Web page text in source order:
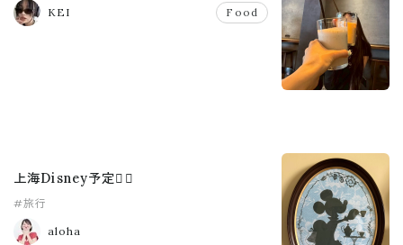
KEI Food
上海Disney予定🫪🩷
#旅行
aloha